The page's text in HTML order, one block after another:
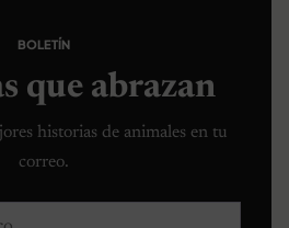
BOLETÍN
que abrazan
historias de animales en tu
correo.